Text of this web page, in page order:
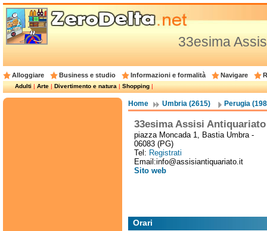
33esima
Alloggiare Business e studio Informazioni e formalità Navigare
Adulti|Arte|Divertimento e natura|Shopping|
Home Umbria (2615) Perugia
33esima Assisi Antiquariato
piazza Moncada 1, Bastia Umbra -
06083 (PG)
Tel: Registrati
Email:info@assisiantiquariato.it
Sito web
Orari